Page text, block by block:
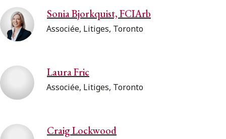
Sonia Bjorkquist, FCIArb
Associée, Litiges, Toronto
Laura Fric
Associée, Litiges, Toronto
Craig Lockwood